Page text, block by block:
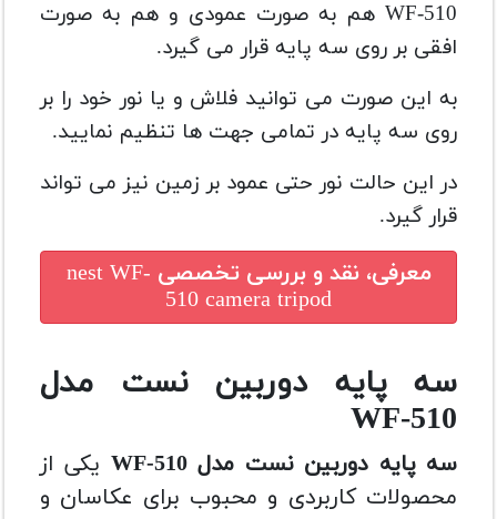
WF-510 هم به صورت عمودی و هم به صورت
افقی بر روی سه پایه قرار می گیرد.
به این صورت می توانید فلاش و یا نور خود را بر
روی سه پایه در تمامی جهت ها تنظیم نمایید.
در این حالت نور حتی عمود بر زمین نیز می تواند
قرار گیرد.
معرفی، نقد و بررسی تخصصی nest WF-
510 camera tripod
سه پایه دوربین نست مدل
WF-510
سه پایه دوربین نست مدل WF-510
یکی از
محصولات کاربردی و محبوب برای عکاسان و